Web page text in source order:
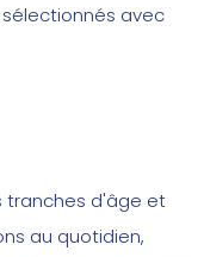
avec
tranches d'âge et
au quotidien,